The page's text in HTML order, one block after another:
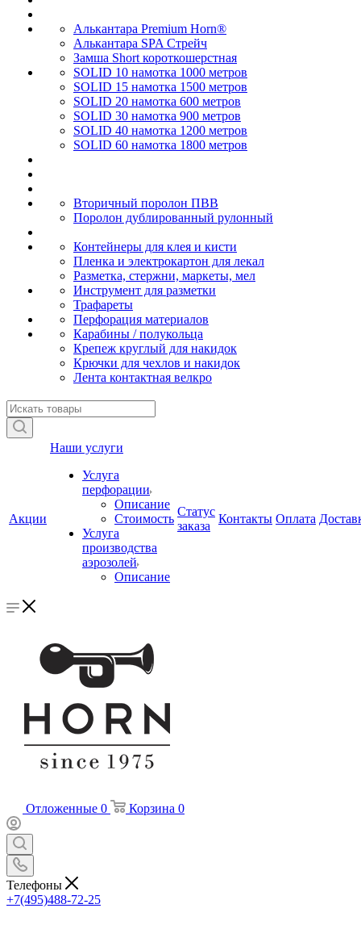
Алькантара Premium Horn®
Алькантара SPA Стрейч
Замша Short короткошерстная
SOLID 10 намотка 1000 метров
SOLID 15 намотка 1500 метров
SOLID 20 намотка 600 метров
SOLID 30 намотка 900 метров
SOLID 40 намотка 1200 метров
SOLID 60 намотка 1800 метров
Вторичный поролон ПВВ
Поролон дублированный рулонный
Контейнеры для клея и кисти
Пленка и электрокартон для лекал
Разметка, стержни, маркеты, мел
Инструмент для разметки
Трафареты
Перфорация материалов
Карабины / полукольца
Крепеж круглый для накидок
Крючки для чехлов и накидок
Лента контактная велкро
Акции
Наши услуги
Услуга
перфорации
Описание
Стоимость
Услуга
производства
аэрозолей
Описание
Статус
заказа
Контакты Оплата
Отложенные 0 Корзина 0
Телефоны
+7(495)488-72-25